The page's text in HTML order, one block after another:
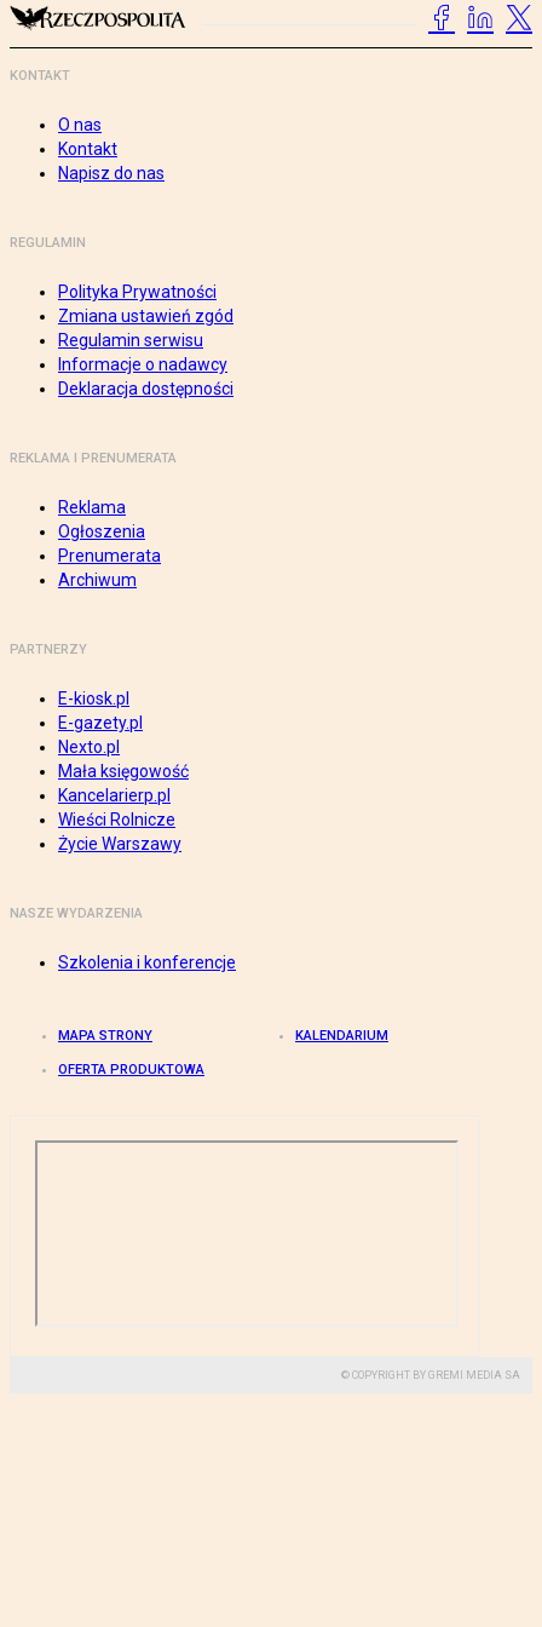
KONTAKT
O nas
Kontakt
Napisz do nas
REGULAMIN
Polityka Prywatności
Zmiana ustawień zgód
Regulamin serwisu
Informacje o nadawcy
Deklaracja dostępności
REKLAMA I PRENUMERATA
Reklama
Ogłoszenia
Prenumerata
Archiwum
PARTNERZY
E-kiosk.pl
E-gazety.pl
Nexto.pl
Mała księgowość
Kancelarierp.pl
Wieści Rolnicze
Życie Warszawy
NASZE WYDARZENIA
Szkolenia i konferencje
MAPA STRONY KALENDARIUM
OFERTA PRODUKTOWA
© COPYRIGHT BY GREMI MEDIA SA